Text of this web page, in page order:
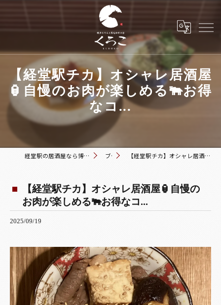
【経堂駅チカ】オシャレ居酒屋
🏮自慢のお肉が楽しめる🐃お得
なコ...
経堂駅の居酒屋なら博多おでんと黒毛和牛の店 くろこ ブログ 【経堂駅チカ】オシャレ居酒屋🏮自慢のお肉が楽しめる🐃お得なコ...
【経堂駅チカ】オシャレ居酒屋🏮自慢の
お肉が楽しめる🐃お得なコ...
2025/09/19